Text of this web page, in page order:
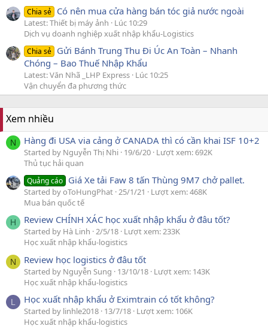
Chia sẻ Có nên mua cửa hàng bán tóc giả nước ngoài
Latest: Thiết bị máy ảnh
Lúc 10:29
Dịch vụ doanh nghiệp xuất nhập khẩu-Logistics
Chia sẻ Gửi Bánh Trung Thu Đi Úc An Toàn – Nhanh
Chóng – Bao Thuế Nhập Khẩu
Latest: Văn Nhã _LHP Express Lúc 10:25
Vận chuyển đa phương thức
Xem nhiều
N Hàng đi USA via cảng ở CANADA thì có cần khai ISF 10+2
Started by Nguyễn Thị Nhi 19/6/20 Lượt xem: 692K
Thủ tục hải quan
Quảng cáo Giá Xe tải Faw 8 tấn Thùng 9M7 chở pallet.
Started by oToHungPhat 25/1/21
Lượt xem: 468K
Mua bán quốc tế
H Review CHÍNH XÁC học xuất nhập khẩu ở đâu tốt?
Started by Hà Linh 2/5/18 Lượt xem: 233K
Học xuất nhập khẩu-logistics
N Review học logistics ở đâu tốt
Started by Nguyễn Sung 13/10/18 Lượt xem: 143K
Học xuất nhập khẩu-logistics
L Học xuất nhập khẩu ở Eximtrain có tốt không?
Started by linhle2018 13/7/18 Lượt xem: 106K
Học xuất nhập khẩu-logistics